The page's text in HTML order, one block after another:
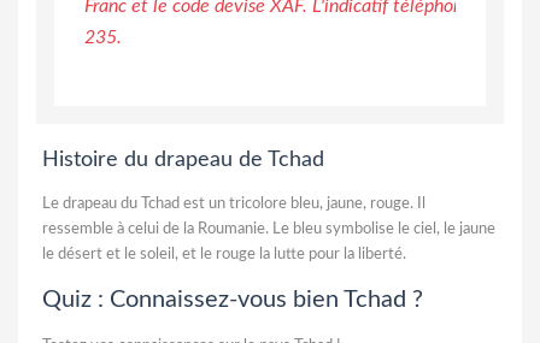
Franc et le code devise XAF. L'indicatif téléphonique de
235.
Histoire du drapeau de Tchad
Le drapeau du Tchad est un tricolore bleu, jaune, rouge. Il
ressemble à celui de la Roumanie. Le bleu symbolise le ciel, le jaune
le désert et le soleil, et le rouge la lutte pour la liberté.
Quiz : Connaissez-vous bien Tchad ?